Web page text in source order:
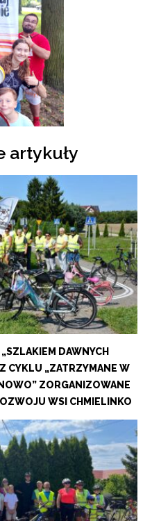
artykuły
DAWNYCH
CYKLU „ZATRZYMANE W
ZORGANIZOWANE
WSI CHMIELINKO